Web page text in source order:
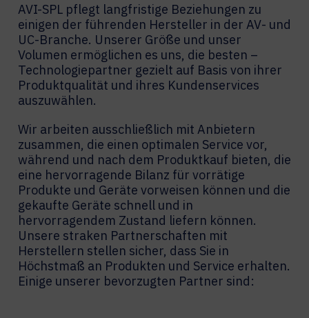
AVI-SPL pflegt langfristige Beziehungen zu
einigen der führenden Hersteller in der AV- und
UC-Branche. Unserer Größe und unser
Volumen ermöglichen es uns, die besten –
Technologiepartner gezielt auf Basis von ihrer
Produktqualität und ihres Kundenservices
auszuwählen.
Wir arbeiten ausschließlich mit Anbietern
zusammen, die einen optimalen Service vor,
während und nach dem Produktkauf bieten, die
eine hervorragende Bilanz für vorrätige
Produkte und Geräte vorweisen können und die
gekaufte Geräte schnell und in
hervorragendem Zustand liefern können.
Unsere straken Partnerschaften mit
Herstellern stellen sicher, dass Sie in
Höchstmaß an Produkten und Service erhalten.
Einige unserer bevorzugten Partner sind: